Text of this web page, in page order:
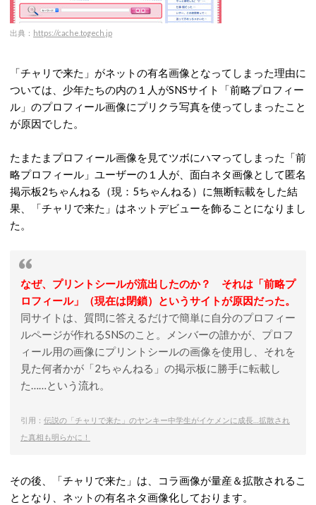
出典： https://cache.togech.jp
「チャリで来た」がネットの有名画像となってしまった理由に
ついては、少年たちの内の１人がSNSサイト「前略プロフィー
ル」のプロフィール画像にプリクラ写真を使ってしまったこと
が原因でした。
たまたまプロフィール画像を見てツボにハマってしまった「前
略プロフィール」ユーザーの１人が、面白ネタ画像として匿名
掲示板2ちゃんねる（現：5ちゃんねる）に無断転載をした結
果、「チャリで来た」はネットデビューを飾ることになりまし
た。
なぜ、プリントシールが流出したのか？ それは「前略プ
ロフィール」（現在は閉鎖）というサイトが原因だった。
同サイトは、質問に答えるだけで簡単に自分のプロフィー
ルページが作れるSNSのこと。メンバーの誰かが、プロフ
ィール用の画像にプリントシールの画像を使用し、それを
見た何者かが「2ちゃんねる」の掲示板に勝手に転載し
た……という流れ。
引用： 伝説の「チャリで来た」のヤンキー中学生がイケメンに成長…拡散され
た真相も明らかに！
その後、「チャリで来た」は、コラ画像が量産＆拡散されるこ
ととなり、ネットの有名ネタ画像化しております。